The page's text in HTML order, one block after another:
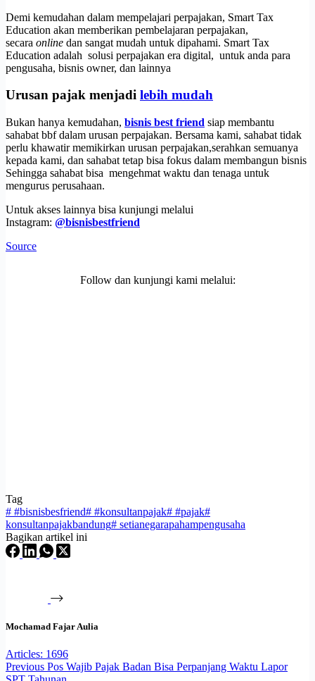
Demi kemudahan dalam mempelajari perpajakan, Smart Tax
Education akan memberikan pembelajaran perpajakan,
secara online dan sangat mudah untuk dipahami. Smart Tax
Education adalah solusi perpajakan era digital, untuk anda para
pengusaha, bisnis owner, dan lainnya
Urusan pajak menjadi lebih mudah
Bukan hanya kemudahan, bisnis best friend siap membantu
sahabat bbf dalam urusan perpajakan. Bersama kami, sahabat tidak
perlu khawatir memikirkan urusan perpajakan,serahkan semuanya
kepada kami, dan sahabat tetap bisa fokus dalam membangun bisnis
Sehingga sahabat bisa mengehmat waktu dan tenaga untuk
mengurus perusahaan.
Untuk akses lainnya bisa kunjungi melalui
Instagram: @bisnisbestfriend
Source
Follow dan kunjungi kami melalui:
Tag
# #bisnisbesfriend# #konsultanpajak# #pajak#
konsultanpajakbandung# setianegarapahampengusaha
Bagikan artikel ini
Mochamad Fajar Aulia
Articles: 1696
Previous Pos Wajib Pajak Badan Bisa Perpanjang Waktu Lapor